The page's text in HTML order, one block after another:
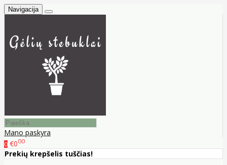
Navigacija
Mano paskyra
0 €000
Prekių krepšelis tuščias!